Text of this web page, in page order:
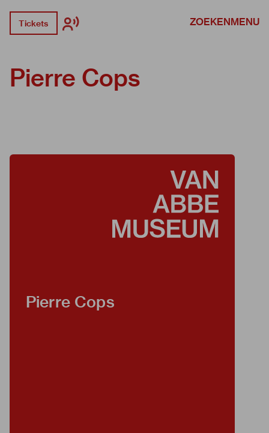
Tickets ZOEKENMENU
Pierre Cops
Pierre Cops